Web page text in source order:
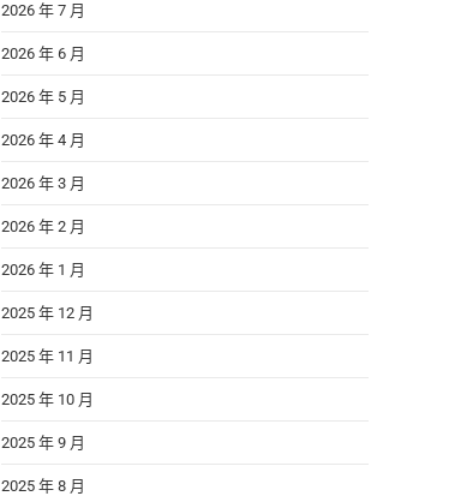
2026 年 7 月
2026 年 6 月
2026 年 5 月
2026 年 4 月
2026 年 3 月
2026 年 2 月
2026 年 1 月
2025 年 12 月
2025 年 11 月
2025 年 10 月
2025 年 9 月
2025 年 8 月